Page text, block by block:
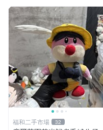
福和二手市場 32